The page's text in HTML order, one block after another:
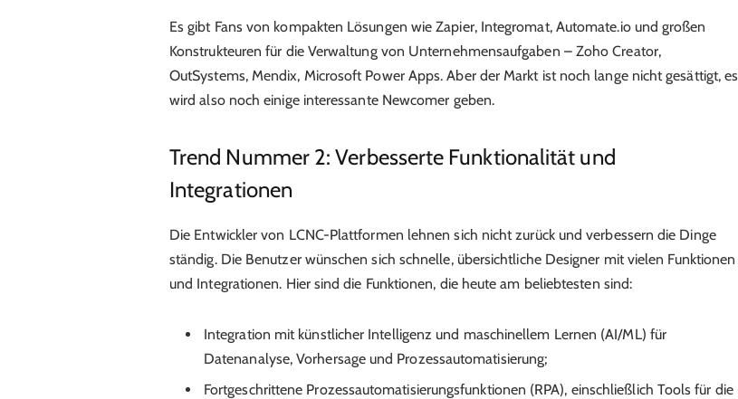
Es gibt Fans von kompakten Lösungen wie Zapier, Integromat, Automate.io und großen
Konstrukteuren für die Verwaltung von Unternehmensaufgaben – Zoho Creator,
OutSystems, Mendix, Microsoft Power Apps. Aber der Markt ist noch lange nicht gesättigt, es
wird also noch einige interessante Newcomer geben.
Trend Nummer 2: Verbesserte Funktionalität und
Integrationen
Die Entwickler von LCNC-Plattformen lehnen sich nicht zurück und verbessern die Dinge
ständig. Die Benutzer wünschen sich schnelle, übersichtliche Designer mit vielen Funktionen
und Integrationen. Hier sind die Funktionen, die heute am beliebtesten sind:
Integration mit künstlicher Intelligenz und maschinellem Lernen (AI/ML) für
Datenanalyse, Vorhersage und Prozessautomatisierung;
Fortgeschrittene Prozessautomatisierungsfunktionen (RPA), einschließlich Tools für die